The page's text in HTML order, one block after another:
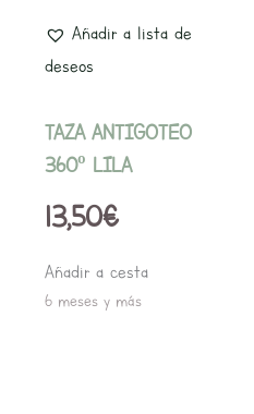
Añadir a lista de
deseos
TAZA ANTIGOTEO
360º LILA
13,50€
Añadir a cesta
6 meses y más